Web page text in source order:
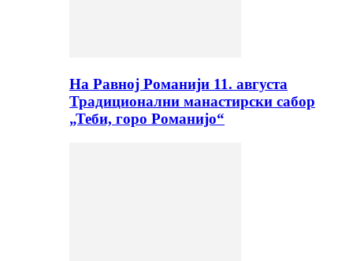
На Равној Романији 11. августа
Традиционални манастирски сабор
„Теби, горо Романијо“